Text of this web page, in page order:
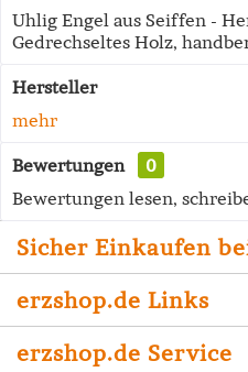
Uhlig Engel aus Seiffen -
Gedrechseltes Holz,
Hersteller
mehr
Bewertungen
0
Bewertungen lesen,
Sicher Einkaufen
erzshop.de Links
erzshop.de Service